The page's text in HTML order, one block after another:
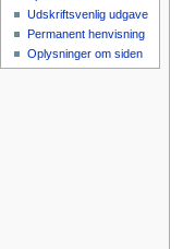
Udskriftsvenlig udgave
Permanent henvisning
Oplysninger om siden